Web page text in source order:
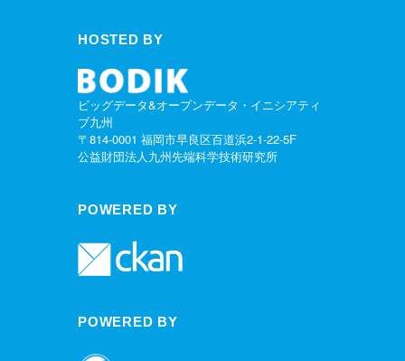
HOSTED BY
ビッグデータ&オープンデータ・イニシアティ
ブ九州
〒814-0001 福岡市早良区百道浜2-1-22-5F
公益財団法人九州先端科学技術研究所
POWERED BY
POWERED BY